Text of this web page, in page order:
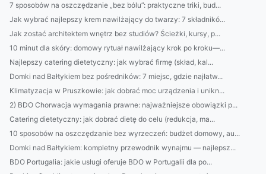
7 sposobów na oszczędzanie „bez bólu”: praktyczne triki, bud...
Jak wybrać najlepszy krem nawilżający do twarzy: 7 składnikó...
Jak zostać architektem wnętrz bez studiów? Ścieżki, kursy, p...
10 minut dla skóry: domowy rytuał nawilżający krok po kroku—...
Najlepszy catering dietetyczny: jak wybrać firmę (skład, kal...
Domki nad Bałtykiem bez pośredników: 7 miejsc, gdzie najłatw...
Klimatyzacja w Pruszkowie: jak dobrać moc urządzenia i unikn...
2) BDO Chorwacja wymagania prawne: najważniejsze obowiązki p...
Catering dietetyczny: jak dobrać dietę do celu (redukcja, ma...
10 sposobów na oszczędzanie bez wyrzeczeń: budżet domowy, au...
Domki nad Bałtykiem: kompletny przewodnik wynajmu — najlepsz...
BDO Portugalia: jakie usługi oferuje BDO w Portugalii dla po...